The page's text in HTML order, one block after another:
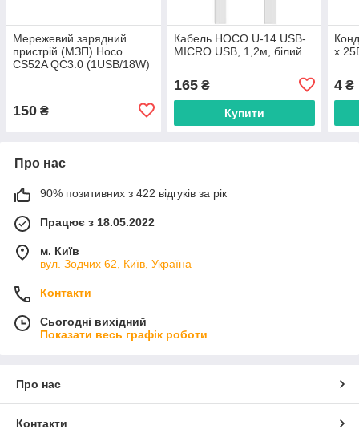
Мережевий зарядний
пристрій (МЗП) Hoco
CS52A QC3.0 (1USB/18W)
150 ₴
Кабель HOCO U-14 USB-
MICRO USB, 1,2м, білий
165₴
Купити
х
4 ₴
Про нас
90% позитивних з 422 відгуків за рік
Працює з 18.05.2022
м. Київ
вул. Зодчих 62, Київ, Україна
Контакти
Сьогодні вихідний
Показати весь графік роботи
Про нас
Контакти